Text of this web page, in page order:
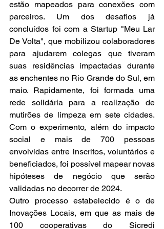
estão mapeados para conexões com
parceiros. Um dos desafios já
concluídos foi com a Startup "Meu Lar
De Volta", que mobilizou colaboradores
para ajudarem colegas que tiveram
suas residências impactadas durante
as enchentes no Rio Grande do Sul, em
maio. Rapidamente, foi formada uma
rede solidária para a realização de
mutirões de limpeza em sete cidades.
Com o experimento, além do impacto
social e mais de 700 pessoas
envolvidas entre inscritos, voluntários e
beneficiados, foi possível mapear novas
hipóteses de negócio que serão
validadas no decorrer de 2024.
Outro processo estabelecido é o de
Inovações Locais, em que as mais de
100 cooperativas do Sicredi